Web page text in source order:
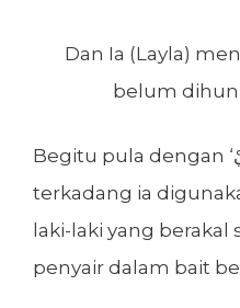
Dan Ia (Layla)
belum
Begitu pula dengan ‘اللَّائِيْ’, secara langka
terkadang ia
laki-laki yang berakal
penyair dalam bait